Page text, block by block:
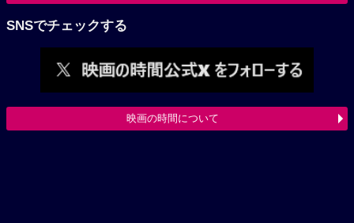
SNSでチェックする
映画の時間について